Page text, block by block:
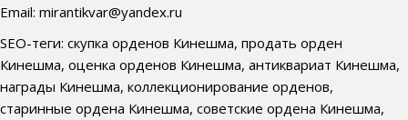
Email: mirantikvar@yandex.ru
SEO-теги: скупка орденов Кинешма, продать орден
Кинешма, оценка орденов Кинешма, антиквариат Кинешма,
награды Кинешма, коллекционирование орденов,
старинные ордена Кинешма, советские ордена Кинешма,